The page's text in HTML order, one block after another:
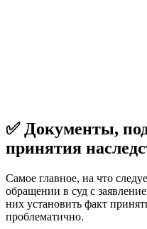
✅ Документы,
принятия
Самое главное, на что
обращении в суд с
них установить факт
проблематично.